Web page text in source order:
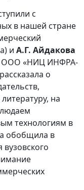
с
в нашей стране
и А.Г. Айдакова
ООО «НИЦ ИНФРА-
о
на
технологиям в
обобщила в
вузовского